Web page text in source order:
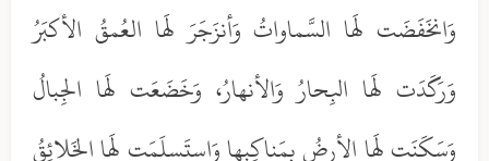
وَانخَفَضَت لَها السَّماواتُ وَأنزَجَرَ لَها العُمقُ الأكبَرُ
وَرَكَدَت لَها البِحارُ وَالأنهارُ، وَخَضَعَت لَها الجِبالُ
وَسَكَنَت لَها الأرضُ بِمَناكِبِها وَاستَسلَمَت لَها الخَلائِقُ